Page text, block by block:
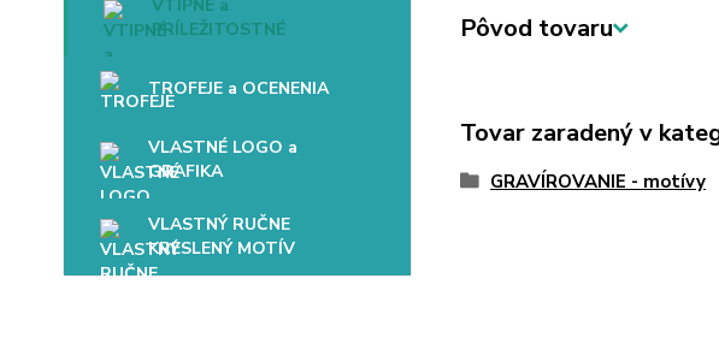
VTIPNÉ a
PRÍLEŽITOSTNÉ
TROFEJE a OCENENIA
VLASTNÉ LOGO a
GRAFIKA
VLASTNÝ RUČNE
KRESLENÝ MOTÍV
Pôvod tovaru
Tovar zaradený v
GRAVÍROVANIE - motívy